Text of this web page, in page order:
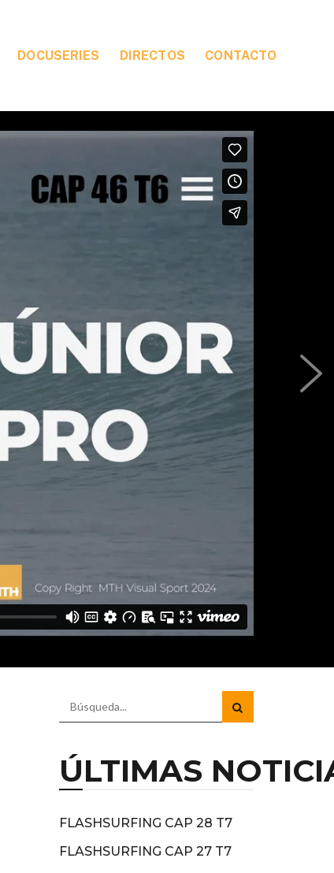
DOCUSERIES DIRECTOS CONTACTO
ÚLTIMAS
FLASHSURFING CAP 28 T7
FLASHSURFING CAP 27 T7